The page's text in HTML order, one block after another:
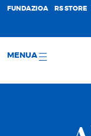
FUNDAZIOA RS STORE
MENUA